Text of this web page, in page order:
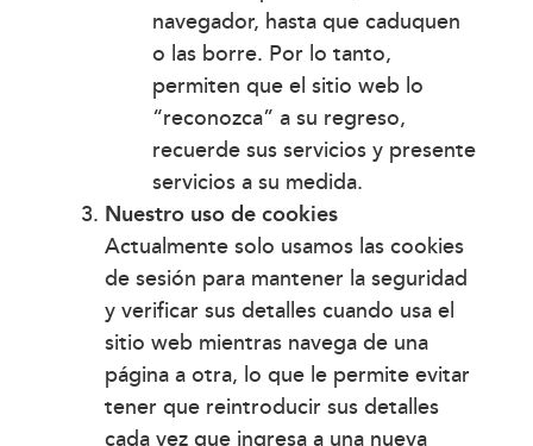
navegador, hasta que caduquen
o las borre. Por lo tanto,
permiten que el sitio web lo
“reconozca” a su regreso,
recuerde sus servicios y presente
servicios a su medida.
Nuestro uso de cookies
Actualmente solo usamos las cookies
de sesión para mantener la seguridad
y verificar sus detalles cuando usa el
sitio web mientras navega de una
página a otra, lo que le permite evitar
tener que reintroducir sus detalles
cada vez que ingresa a una nueva